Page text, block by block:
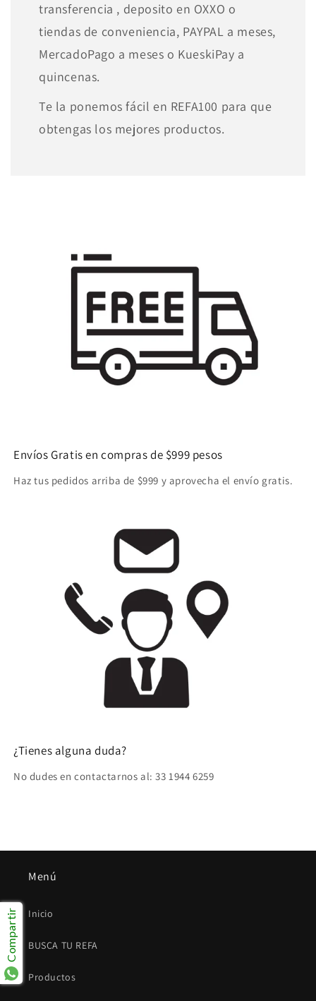
transferencia , deposito en OXXO o
tiendas de conveniencia, PAYPAL a meses,
MercadoPago a meses o KueskiPay a
quincenas.
Te la ponemos fácil en REFA100 para que
obtengas los mejores productos.
Envíos Gratis en compras de $999 pesos
Haz tus pedidos arriba de $999 y aprovecha el envío gratis.
¿Tienes alguna duda?
No dudes en contactarnos al: 33 1944 6259
Menú
Inicio
BUSCA TU REFA
Productos
Compartir